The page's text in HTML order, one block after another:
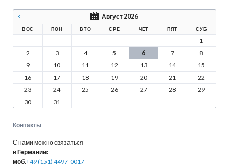
< Август 2026
ВОС ПОН ВТО СРЕ ЧЕТ ПЯТ СУБ
1
2
3 4 5 6 7
8
9
10 11 12 13 14
15
16
17 18 19 20 21
22
23
24 25 26 27 28
29
30
31
Контакты
С нами можно связаться
в Германии:
моб.+49 (151) 4497-0017